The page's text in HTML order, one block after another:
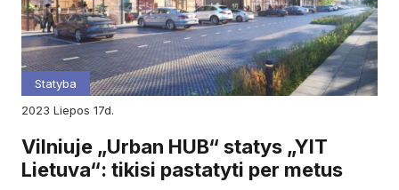
Statyba
2023
liepos 17d.
Vilniuje „Urban HUB“ statys „YIT
Lietuva“: tikisi pastatyti per metus